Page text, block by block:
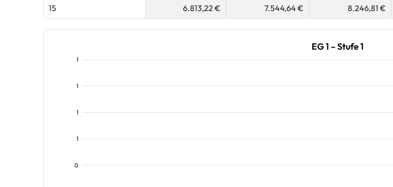
15 6.813,22 € 7.544,64 € 8.246,81 €
0
1
1
1
1
EG 1 – Stufe 1